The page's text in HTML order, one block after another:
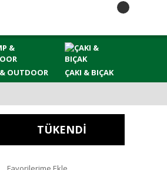
OUTDOOR
ÇAKI & BIÇAK
TÜKENDİ